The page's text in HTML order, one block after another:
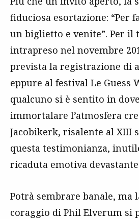
fiduciosa esortazione: “Per
un biglietto e venite”. Per il
intrapreso nel novembre
prevista la registrazione di
eppure al festival Le Guess
qualcuno si è sentito in
immortalare l’atmosfera
Jacobikerk, risalente al XIII
questa testimonianza,
ricaduta emotiva
Potrà sembrare banale, ma
coraggio di Phil Elverum si